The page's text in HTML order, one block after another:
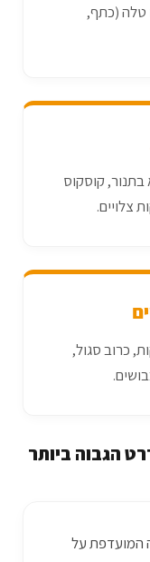
טלה (כתף,
בתנור, קוסקוס
צלויים.
כרוב סגול,
הגבוה ביותר
המועדפת על